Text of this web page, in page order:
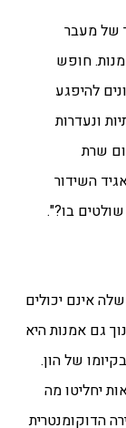
של מעבר
חופש
להיפגע
ונעדרות
שרת
השידור
בו?".
אינם יכולים
גם אמנות היא
של הון.
יחליטו מה
הדוקומנטרית